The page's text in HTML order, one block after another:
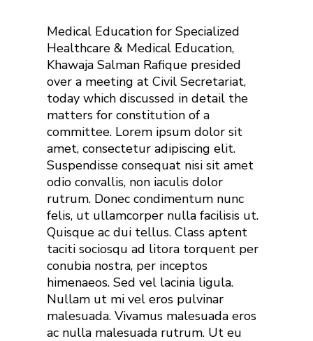
Medical Education for Specialized
Healthcare & Medical Education,
Khawaja Salman Rafique presided
over a meeting at Civil Secretariat,
today which discussed in detail the
matters for constitution of a
committee. Lorem ipsum dolor sit
amet, consectetur adipiscing elit.
Suspendisse consequat nisi sit amet
odio convallis, non iaculis dolor
rutrum. Donec condimentum nunc
felis, ut ullamcorper nulla facilisis ut.
Quisque ac dui tellus. Class aptent
taciti sociosqu ad litora torquent per
conubia nostra, per inceptos
himenaeos. Sed vel lacinia ligula.
Nullam ut mi vel eros pulvinar
malesuada. Vivamus malesuada eros
ac nulla malesuada rutrum. Ut eu